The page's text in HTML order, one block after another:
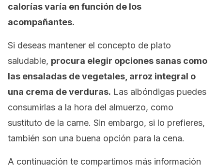
calorías varía en función de los
acompañantes.
Si deseas mantener el concepto de plato
saludable, procura elegir opciones sanas como
las ensaladas de vegetales, arroz integral o
una crema de verduras. Las albóndigas puedes
consumirlas a la hora del almuerzo, como
sustituto de la carne. Sin embargo, si lo prefieres,
también son una buena opción para la cena.
A continuación te compartimos más información